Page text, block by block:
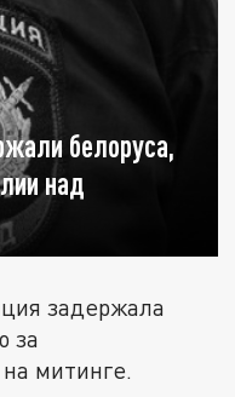
белоруса,
над
задержала
за
митинге.